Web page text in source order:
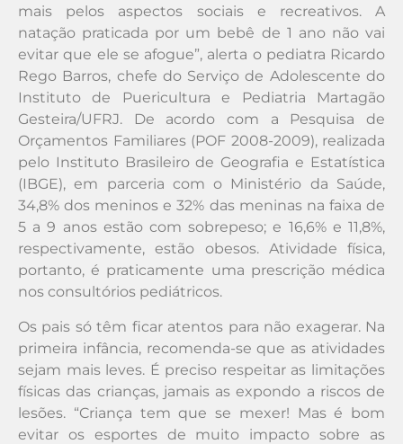
mais pelos aspectos sociais e recreativos. A
natação praticada por um bebê de 1 ano não vai
evitar que ele se afogue”, alerta o pediatra Ricardo
Rego Barros, chefe do Serviço de Adolescente do
Instituto de Puericultura e Pediatria Martagão
Gesteira/UFRJ. De acordo com a Pesquisa de
Orçamentos Familiares (POF 2008-2009), realizada
pelo Instituto Brasileiro de Geografia e Estatística
(IBGE), em parceria com o Ministério da Saúde,
34,8% dos meninos e 32% das meninas na faixa de
5 a 9 anos estão com sobrepeso; e 16,6% e 11,8%,
respectivamente, estão obesos. Atividade física,
portanto, é praticamente uma prescrição médica
nos consultórios pediátricos.
Os pais só têm ficar atentos para não exagerar. Na
primeira infância, recomenda-se que as atividades
sejam mais leves. É preciso respeitar as limitações
físicas das crianças, jamais as expondo a riscos de
lesões. “Criança tem que se mexer! Mas é bom
evitar os esportes de muito impacto sobre as